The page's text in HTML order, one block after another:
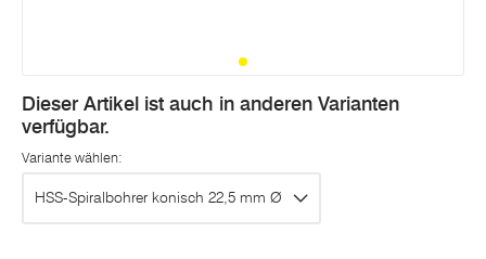
Dieser Artikel ist auch in anderen Varianten
verfügbar.
Variante wählen:
HSS-Spiralbohrer konisch 22,5 mm Ø